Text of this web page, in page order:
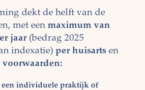
dekt de helft van de
met een maximum van
jaar(bedrag 2025
indexatie) per huisarts en
voorwaarden:
een individuele praktijk of